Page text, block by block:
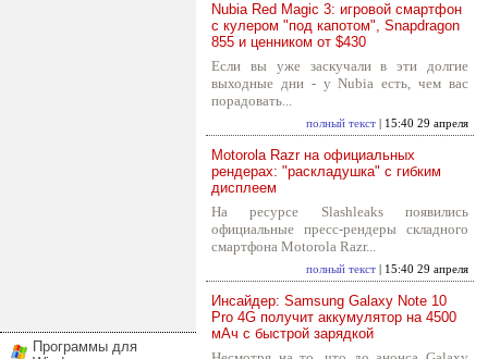
Программы для
Nubia Red Magic 3: игровой смартфон
с кулером "под капотом", Snapdragon
855 и ценником от $430
Если вы уже заскучали в эти долгие
выходные дни - у Nubia есть, чем вас
порадовать...
полный текст | 15:40 29 апреля
Motorola Razr на официальных
рендерах: "раскладушка" с гибким
дисплеем
На ресурсе Slashleaks появились
официальные пресс-рендеры складного
смартфона Motorola Razr...
полный текст | 15:40 29 апреля
Инсайдер: Samsung Galaxy Note 10
Pro 4G получит аккумулятор на 4500
мАч с быстрой зарядкой